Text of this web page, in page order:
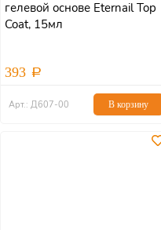
гелевой основе Eternail Top
Coat, 15мл
393
Арт.: Д607-00 В корзину